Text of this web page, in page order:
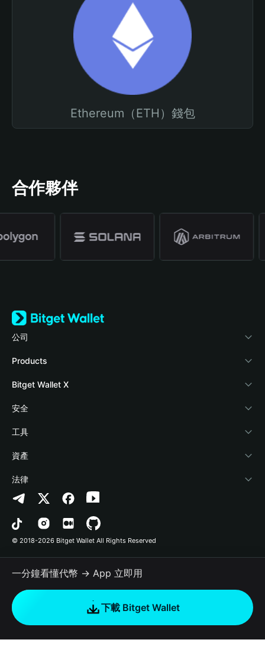
Ethereum（ETH）錢包
合作夥伴
公司
關於 Bitget Wallet
部落格
學院
加密資訊
幫助中心
‌聯繫我們
品牌資源
工作機會
Products
Crypto Card
Stablecoin Earn
Payfi Crypto
Crypto Swap API
Altcoin Season Index
Prediction Markets
DApp
RWA
如何購買加密貨幣
Bitget Wallet X
開發者文件
連接錢包
Bitget Wallet Pay
合作上架
安全
風險保障基金
安全防護技術
工具
快捷買幣
授權檢測
合約檢測
批次轉帳
資產
Arbitrum
Avalanche
Bitcoin
Polygon
法律
隱私協議
用戶使用協議
© 2018-2026 Bitget Wallet All Rights Reserved
一分鐘看懂代幣 → App 立即用
下載 Bitget Wallet